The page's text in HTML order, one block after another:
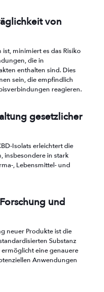
von
ist, minimiert es das Risiko
die in
enthalten sind. Dies
sein, die empfindlich
reagieren.
gesetzlicher
Isolats erleichtert die
insbesondere in stark
, Lebensmittel- und
und
neuer Produkte ist die
Substanz
ermöglicht eine genauere
Anwendungen